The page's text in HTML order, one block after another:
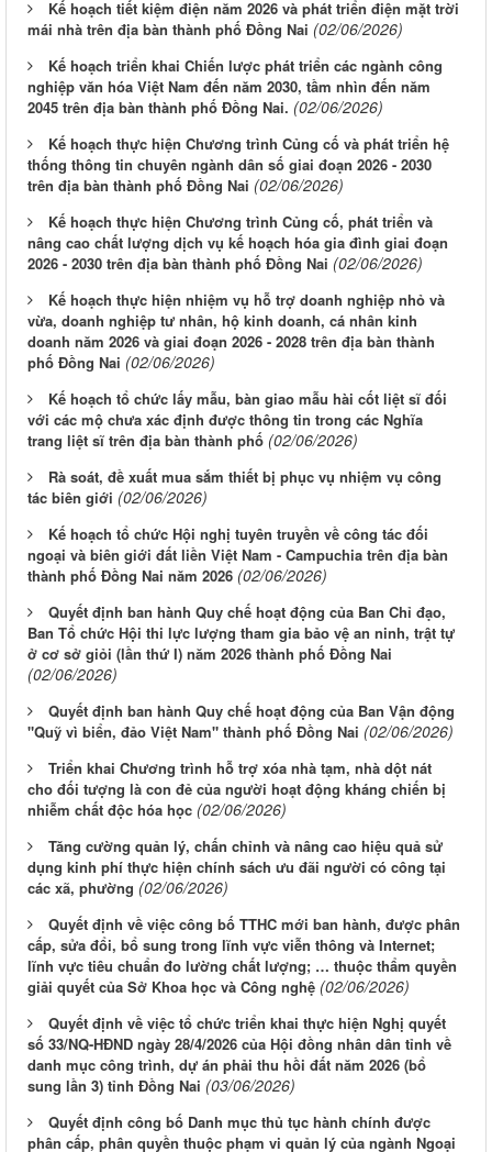
Kế hoạch tiết kiệm điện năm 2026 và phát triển điện mặt trời
mái nhà trên địa bàn thành phố Đồng Nai (02/06/2026)
Kế hoạch triển khai Chiến lược phát triển các ngành công
nghiệp văn hóa Việt Nam đến năm 2030, tầm nhìn đến năm
2045 trên địa bàn thành phố Đồng Nai. (02/06/2026)
Kế hoạch thực hiện Chương trình Củng cố và phát triển hệ
thống thông tin chuyên ngành dân số giai đoạn 2026 - 2030
trên địa bàn thành phố Đồng Nai (02/06/2026)
Kế hoạch thực hiện Chương trình Củng cố, phát triển và
nâng cao chất lượng dịch vụ kế hoạch hóa gia đình giai đoạn
2026 - 2030 trên địa bàn thành phố Đồng Nai (02/06/2026)
Kế hoạch thực hiện nhiệm vụ hỗ trợ doanh nghiệp nhỏ và
vừa, doanh nghiệp tư nhân, hộ kinh doanh, cá nhân kinh
doanh năm 2026 và giai đoạn 2026 - 2028 trên địa bàn thành
phố Đồng Nai (02/06/2026)
Kế hoạch tổ chức lấy mẫu, bàn giao mẫu hài cốt liệt sĩ đối
với các mộ chưa xác định được thông tin trong các Nghĩa
trang liệt sĩ trên địa bàn thành phố (02/06/2026)
Rà soát, đề xuất mua sắm thiết bị phục vụ nhiệm vụ công
tác biên giới (02/06/2026)
Kế hoạch tổ chức Hội nghị tuyên truyền về công tác đối
ngoại và biên giới đất liền Việt Nam - Campuchia trên địa bàn
thành phố Đồng Nai năm 2026 (02/06/2026)
Quyết định ban hành Quy chế hoạt động của Ban Chỉ đạo,
Ban Tổ chức Hội thi lực lượng tham gia bảo vệ an ninh, trật tự
ở cơ sở giỏi (lần thứ I) năm 2026 thành phố Đồng Nai
(02/06/2026)
Quyết định ban hành Quy chế hoạt động của Ban Vận động
"Quỹ vì biển, đảo Việt Nam" thành phố Đồng Nai (02/06/2026)
Triển khai Chương trình hỗ trợ xóa nhà tạm, nhà dột nát
cho đối tượng là con đẻ của người hoạt động kháng chiến bị
nhiễm chất độc hóa học (02/06/2026)
Tăng cường quản lý, chấn chỉnh và nâng cao hiệu quả sử
dụng kinh phí thực hiện chính sách ưu đãi người có công tại
các xã, phường (02/06/2026)
Quyết định về việc công bố TTHC mới ban hành, được phân
cấp, sửa đổi, bổ sung trong lĩnh vực viễn thông và Internet;
lĩnh vực tiêu chuẩn đo lường chất lượng; … thuộc thẩm quyền
giải quyết của Sở Khoa học và Công nghệ (02/06/2026)
Quyết định về việc tổ chức triển khai thực hiện Nghị quyết
số 33/NQ-HĐND ngày 28/4/2026 của Hội đồng nhân dân tỉnh về
danh mục công trình, dự án phải thu hồi đất năm 2026 (bổ
sung lần 3) tỉnh Đồng Nai (03/06/2026)
Quyết định công bố Danh mục thủ tục hành chính được
phân cấp, phân quyền thuộc phạm vi quản lý của ngành Ngoại